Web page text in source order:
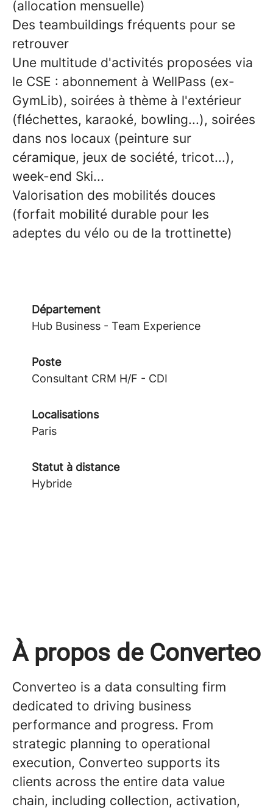
(allocation mensuelle)
Des teambuildings fréquents pour se
retrouver
Une multitude d'activités proposées via
le CSE : abonnement à WellPass (ex-
GymLib), soirées à thème à l'extérieur
(fléchettes, karaoké, bowling...), soirées
dans nos locaux (peinture sur
céramique, jeux de société, tricot...),
week-end Ski...
Valorisation des mobilités douces
(forfait mobilité durable pour les
adeptes du vélo ou de la trottinette)
Département
Hub Business - Team Experience
Poste
Consultant CRM H/F - CDI
Localisations
Paris
Statut à distance
Hybride
À propos de Converteo
Converteo is a data consulting firm
dedicated to driving business
performance and progress. From
strategic planning to operational
execution, Converteo supports its
clients across the entire data value
chain, including collection, activation,